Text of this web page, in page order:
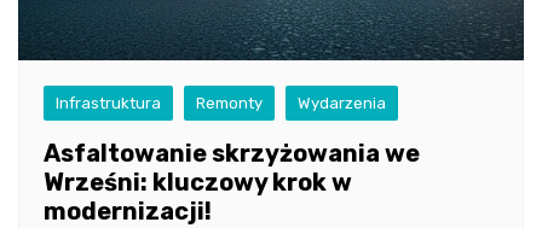
Infrastruktura Remonty Wydarzenia
Asfaltowanie skrzyżowania we
Wrześni: kluczowy krok w
modernizacji!